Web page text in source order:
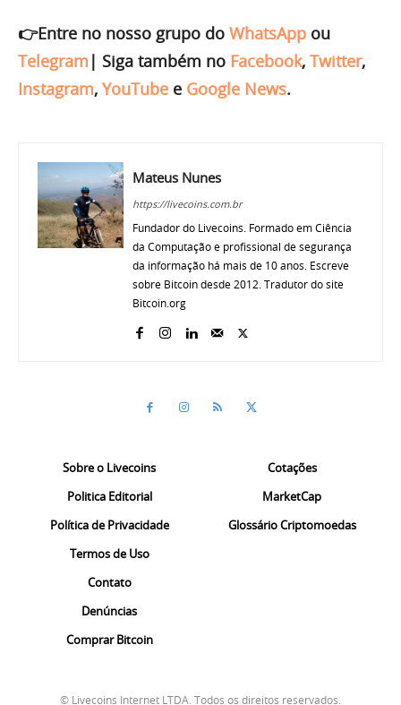
👉Entre no nosso grupo do WhatsApp ou
Telegram | Siga também no Facebook, Twitter,
Instagram, YouTube e Google News.
Mateus Nunes
https://livecoins.com.br
Fundador do Livecoins. Formado em Ciência
da Computação e profissional de segurança
da informação há mais de 10 anos. Escreve
sobre Bitcoin desde 2012. Tradutor do site
Bitcoin.org
Sobre o Livecoins
Politica Editorial
Política de Privacidade
Termos de Uso
Contato
Denúncias
Comprar Bitcoin
Cotações
MarketCap
Glossário Criptomoedas
© Livecoins Internet LTDA. Todos os direitos reservados.